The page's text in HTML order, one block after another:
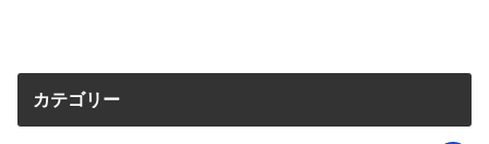
カテゴリー